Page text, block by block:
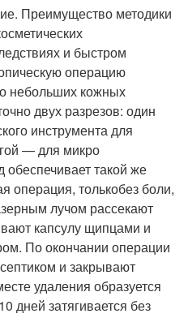
Преимущество методики
и быстром
операцию
небольших кожных
двух разрезов: один
инструмента для
— для микро
такой же
операция, толькобез боли,
лучом рассекают
капсулу щипцами и
По окончании операции
и закрывают
удаления образуется
дней затягивается без